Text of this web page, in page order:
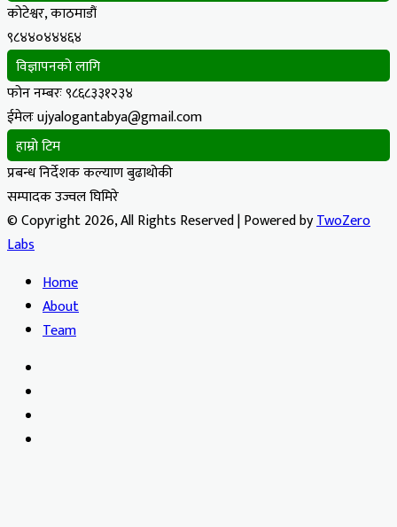
कोटेश्वर, काठमाडौं
९८४४०४४४६४
विज्ञापनको लागि
फोन नम्बरः ९८६८३३१२३४
ईमेलः ujyalogantabya@gmail.com
हाम्रो टिम
प्रबन्ध निर्देशक कल्याण बुढाथोकी
सम्पादक उज्वल घिमिरे
© Copyright 2026, All Rights Reserved | Powered byTwoZero
Labs
Home
About
Team